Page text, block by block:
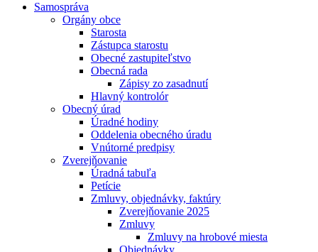
Samospráva
Orgány obce
Starosta
Zástupca starostu
Obecné zastupiteľstvo
Obecná rada
Zápisy zo zasadnutí
Hlavný kontrolór
Obecný úrad
Úradné hodiny
Oddelenia obecného úradu
Vnútorné predpisy
Zverejňovanie
Úradná tabuľa
Petície
Zmluvy, objednávky, faktúry
Zverejňovanie 2025
Zmluvy
Zmluvy na hrobové miesta
Objednávky